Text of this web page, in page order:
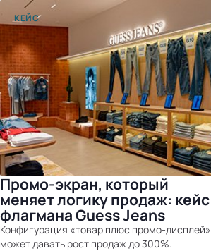
КЕЙС
Промо-экран, который
меняет логику продаж: кейс
флагмана Guess Jeans
Конфигурация «товар плюс промо-дисплей»
может давать рост продаж до 300%.